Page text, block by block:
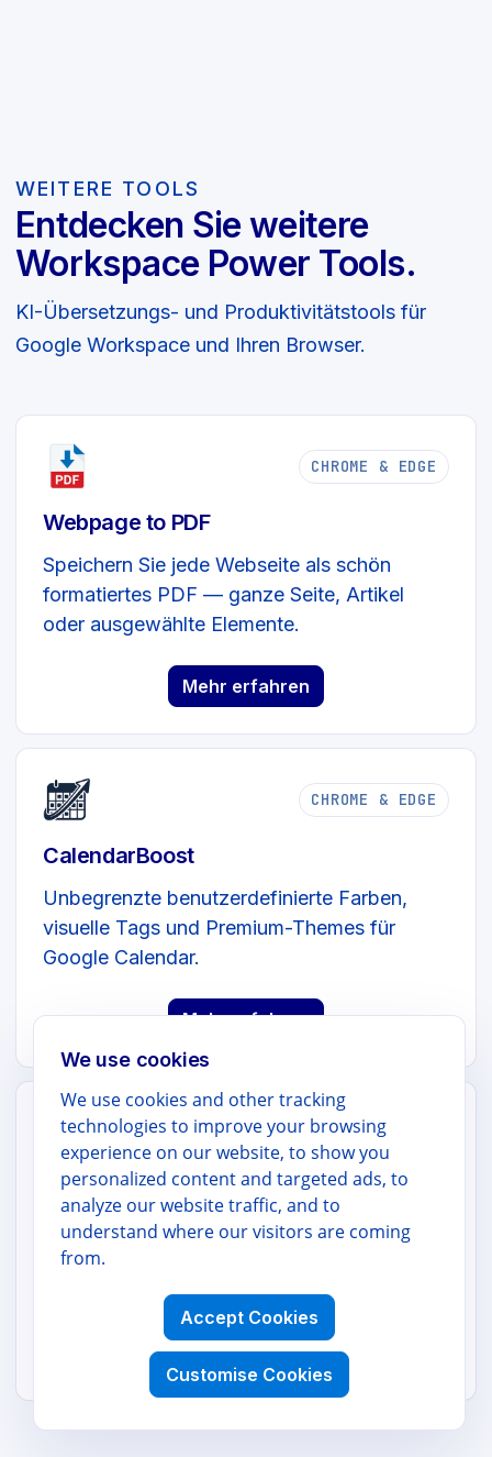
WEITERE TOOLS
Entdecken Sie weitere
Workspace Power Tools.
KI-Übersetzungs- und Produktivitätstools für
Google Workspace und Ihren Browser.
CHROME & EDGE
Webpage to PDF
Speichern Sie jede Webseite als schön
formatiertes PDF — ganze Seite, Artikel
oder ausgewählte Elemente.
Mehr erfahren
CHROME & EDGE
CalendarBoost
Unbegrenzte benutzerdefinierte Farben,
visuelle Tags und Premium-Themes für
Google Calendar.
Mehr erfahren
GOOGLE WORKSPACE
AI Docs Translator
Übersetzen Sie ganze Google Docs unter
Beibehaltung von Formatierung,
Überschriften und Tabellen.
Mehr erfahren
We use cookies
We use cookies and other tracking
technologies to improve your browsing
experience on our website, to show you
personalized content and targeted ads, to
analyze our website traffic, and to
understand where our visitors are coming
from.
Accept Cookies
Customise Cookies